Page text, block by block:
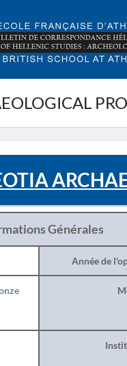
Générales
Année de